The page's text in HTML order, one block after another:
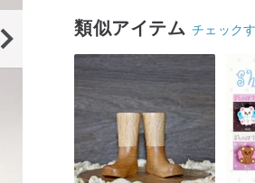
類似アイテム チェック